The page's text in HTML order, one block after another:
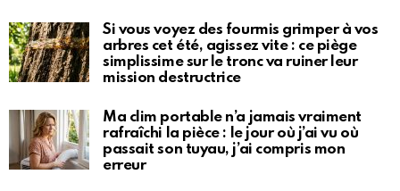
Si vous voyez des fourmis grimper à vos
arbres cet été, agissez vite : ce piège
simplissime sur le tronc va ruiner leur
mission destructrice
Ma clim portable n’a jamais vraiment
rafraîchi la pièce : le jour où j’ai vu où
passait son tuyau, j’ai compris mon
erreur